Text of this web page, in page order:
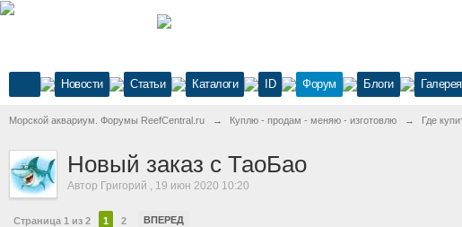
Новости Статьи Каталоги ID Форум Блоги Галерея
Морской аквариум. Форумы ReefCentral.ru → Куплю - продам - меняю - изготовлю → Где
Новый заказ с ТаоБао
Автор Григорий , 19 июн 2020 10:20
Страница 1 из 2 1 2 ВПЕРЕД